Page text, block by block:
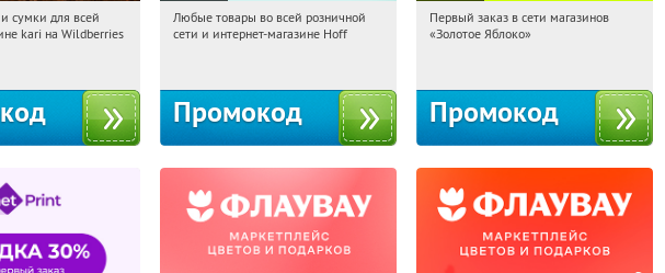
Получили:
сумки для всей
kari на Wildberries
11:08:18 Получили:
Любые товары во всей розничной
сети и интернет-магазине Hoff
Промокод
11:08:18
Получи первым!
Первый заказ в сети магазинов
«Золотое Яблоко»
Промокод